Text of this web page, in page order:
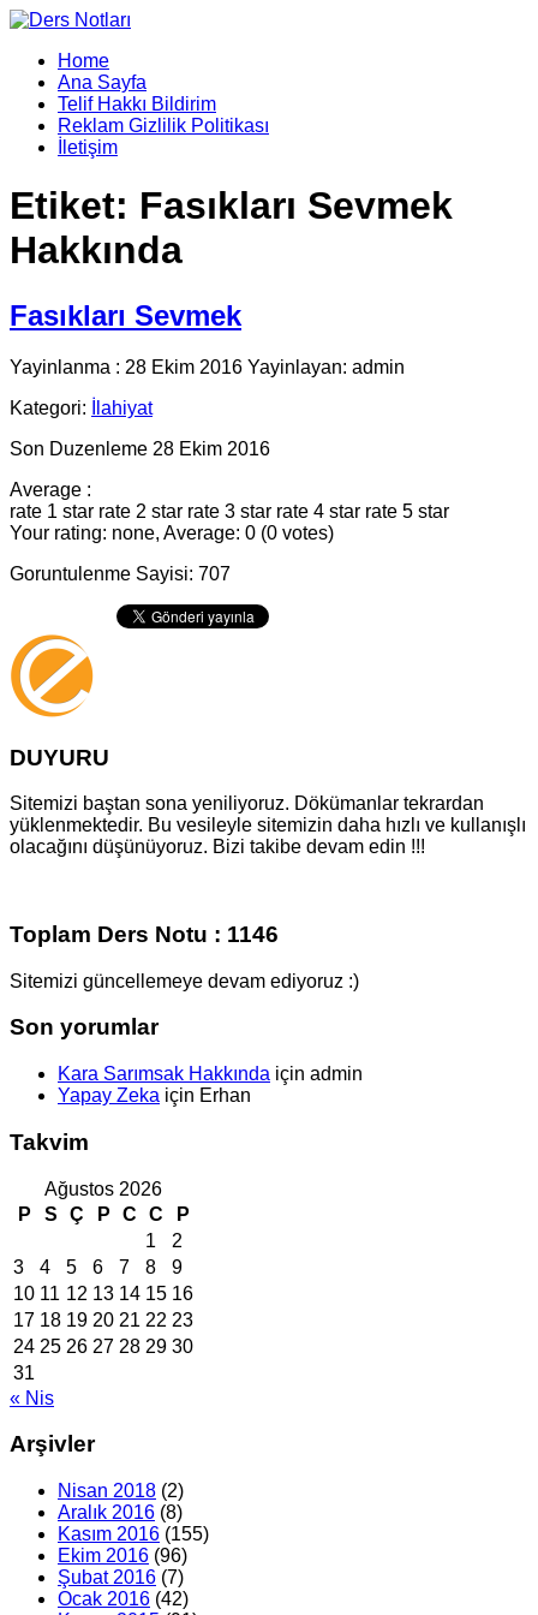
Home
Ana Sayfa
Telif Hakkı Bildirim
Reklam Gizlilik Politikası
İletişim
Etiket: Fasıkları Sevmek
Hakkında
Fasıkları Sevmek
Yayinlanma : 28 Ekim 2016 Yayinlayan: admin
Kategori:
İlahiyat
Son Duzenleme 28 Ekim 2016
Average :
rate 1 star rate 2 star rate 3 star rate 4 star rate 5 star
Your rating: none, Average: 0 (0 votes)
Goruntulenme Sayisi: 707
DUYURU
Sitemizi baştan sona yeniliyoruz. Dökümanlar tekrardan
yüklenmektedir. Bu vesileyle sitemizin daha hızlı ve kullanışlı
olacağını düşünüyoruz. Bizi takibe devam edin !!!
Toplam Ders Notu : 1146
Sitemizi güncellemeye devam ediyoruz :)
Son yorumlar
Kara Sarımsak Hakkında için admin
Yapay Zeka için Erhan
Takvim
Ağustos 2026
P
S Ç P C C
P
1
2
3
4 5 6 7 8
9
10 11 12 13 14 15 16
17 18 19 20 21 22 23
24 25 26 27 28 29 30
31
« Nis
Arşivler
Nisan 2018 (2)
Aralık 2016 (8)
Kasım 2016 (155)
Ekim 2016 (96)
Şubat 2016 (7)
Ocak 2016 (42)